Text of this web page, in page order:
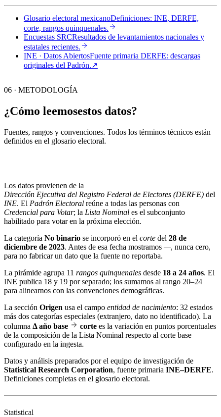
Glosario electoral mexicanoDefiniciones: INE, DERFE,
corte, rangos quinquenales.
Encuestas SRCResultados de levantamientos nacionales y
estatales recientes.
INE · Datos AbiertosFuente primaria DERFE: descargas
originales del Padrón.↗︎
06 · METODOLOGÍA
¿Cómo leemosestos datos?
Fuentes, rangos y convenciones. Todos los términos técnicos están
definidos en el glosario electoral.
Los datos provienen de la
Dirección Ejecutiva del Registro Federal de Electores (DERFE) del
INE. El Padrón Electoral reúne a todas las personas con
Credencial para Votar; la Lista Nominal es el subconjunto
habilitado para votar en la próxima elección.
La categoría No binario se incorporó en el corte del 28 de
diciembre de 2023. Antes de esa fecha mostramos —, nunca cero,
para no fabricar un dato que la fuente no reportaba.
La pirámide agrupa 11 rangos quinquenales desde 18 a 24 años. El
INE publica 18 y 19 por separado; los sumamos al rango 20–24
para alinearnos con las convenciones demográficas.
La sección Origen usa el campo entidad de nacimiento: 32 estados
más dos categorías especiales (extranjero, dato no identificado). La
columna Δ año base corte es la variación en puntos porcentuales
de la composición de la Lista Nominal respecto al corte base
configurado en la ingesta.
Datos y análisis preparados por el equipo de investigación de
Statistical Research Corporation, fuente primaria INE–DERFE.
Definiciones completas en el glosario electoral.
Statistical